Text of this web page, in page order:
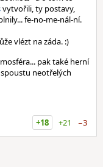
vytvořili, ty postavy,
fe-no-me-nál-ní.
vlézt na záda. :)
pak také herní
neotřelých
+18
+21 −3